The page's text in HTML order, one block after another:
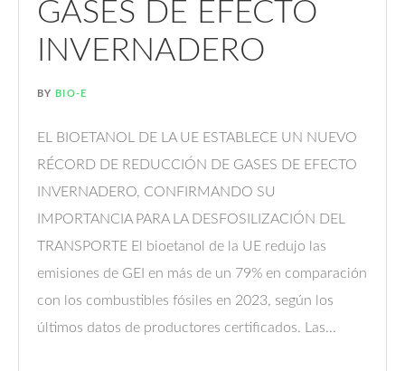
GASES DE EFECTO
INVERNADERO
BY BIO-E
EL BIOETANOL DE LA UE ESTABLECE UN NUEVO
RÉCORD DE REDUCCIÓN DE GASES DE EFECTO
INVERNADERO, CONFIRMANDO SU
IMPORTANCIA PARA LA DESFOSILIZACIÓN DEL
TRANSPORTE El bioetanol de la UE redujo las
emisiones de GEI en más de un 79% en comparación
con los combustibles fósiles en 2023, según los
últimos datos de productores certificados. Las...